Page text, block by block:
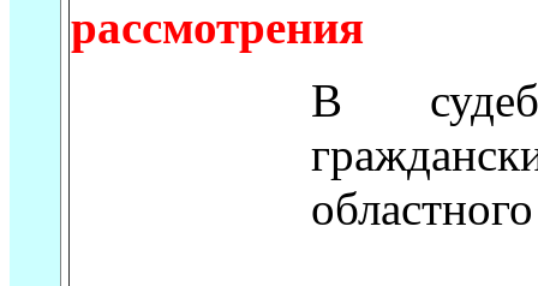
рассмотрения
В